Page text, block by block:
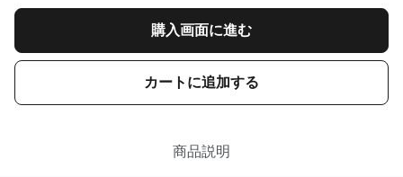
購入画面に進む
カートに追加する
商品説明